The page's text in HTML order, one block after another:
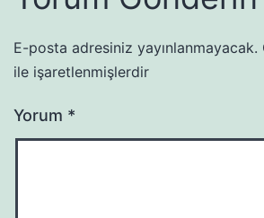
E-posta adresiniz yayınlanmayacak.
ile işaretlenmişlerdir
Yorum *